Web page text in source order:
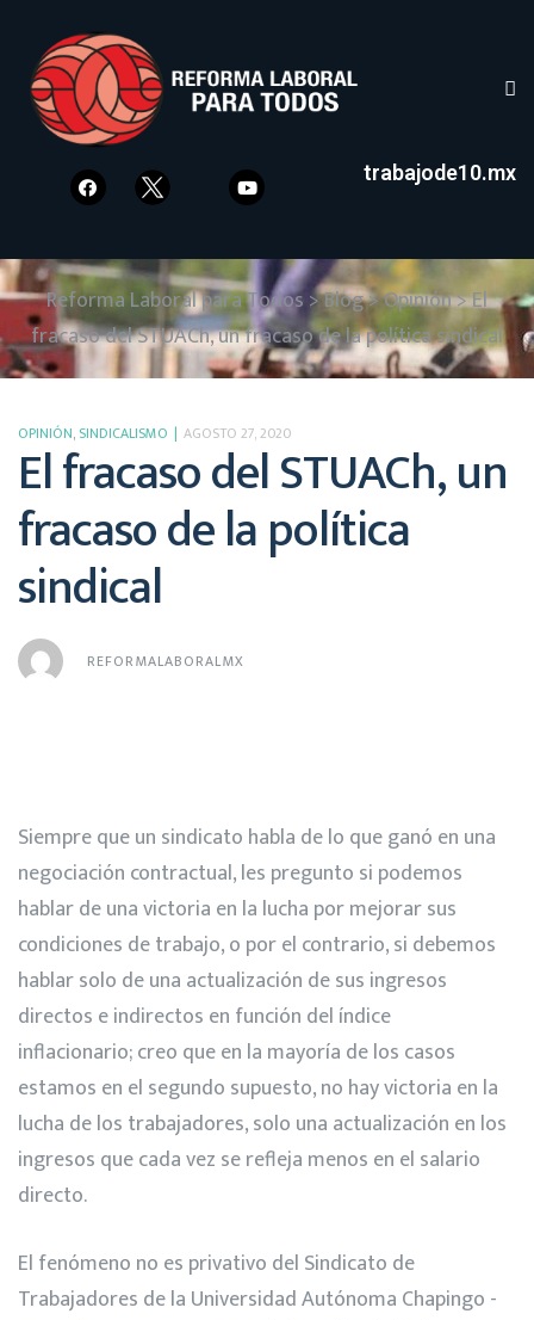
trabajode10.mx
Reforma Laboral para Todos >Blog>Opinión>El
fracaso del STUACh, un fracaso de la política sindical
OPINIÓN, SINDICALISMO AGOSTO 27, 2020
El fracaso del STUACh, un
fracaso de la política
sindical
REFORMALABORALMX
Siempre que un sindicato habla de lo que ganó en una
negociación contractual, les pregunto si podemos
hablar de una victoria en la lucha por mejorar sus
condiciones de trabajo, o por el contrario, si debemos
hablar solo de una actualización de sus ingresos
directos e indirectos en función del índice
inflacionario; creo que en la mayoría de los casos
estamos en el segundo supuesto, no hay victoria en la
lucha de los trabajadores, solo una actualización en los
ingresos que cada vez se refleja menos en el salario
directo.
El fenómeno no es privativo del Sindicato de
Trabajadores de la Universidad Autónoma Chapingo -